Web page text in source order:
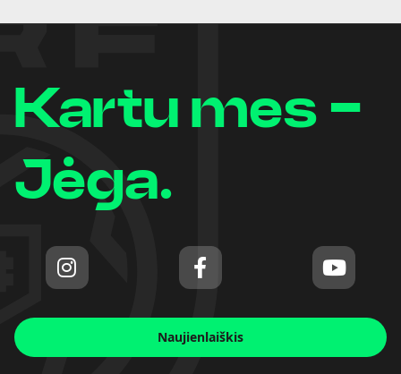
Kartu mes -
Jėga.
Naujienlaiškis